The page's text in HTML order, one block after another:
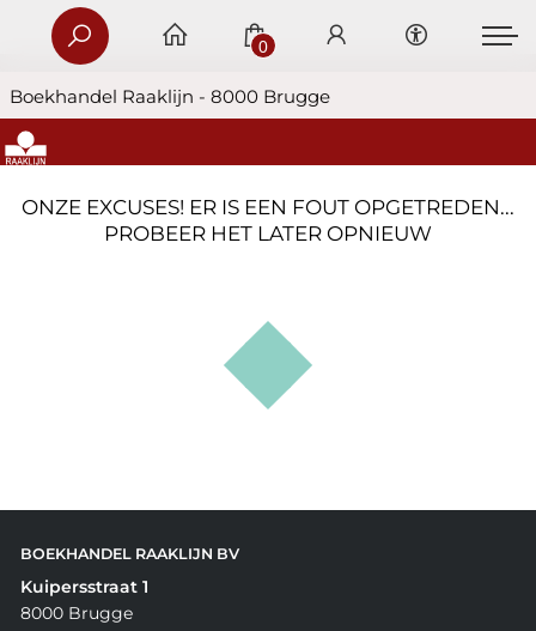
Boekhandel Raaklijn - 8000 Brugge
0
ONZE EXCUSES! ER IS EEN FOUT OPGETREDEN...
PROBEER HET LATER OPNIEUW
BOEKHANDEL RAAKLIJN BV
Kuipersstraat 1
8000 Brugge